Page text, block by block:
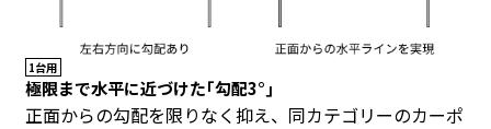
1台用
極限まで水平に近づけた｢勾配3°｣
正面からの勾配を限りなく抑え、同カテゴリーのカーポ